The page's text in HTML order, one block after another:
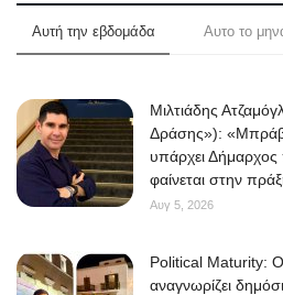
Αυτή την εβδομάδα Αυτο το
Μιλτιάδης
Δράσης»):
υπάρχει
φαίνεται στην
Αυγ 5, 2026
Political Maturity: Ο
αναγνωρίζει